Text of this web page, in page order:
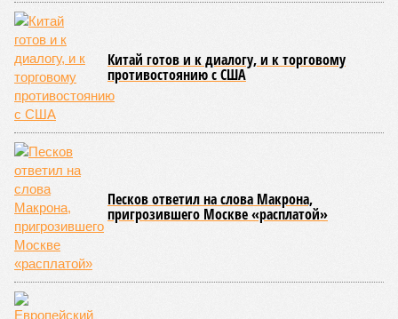
Около 100 лет назад в Поднебесной приключилось то, что
у нас назвали бы тридцатью тремя несчастьями. Страну
последовательно поразили: многолетняя засуха, страшный
паводок, невероятные ливни. Несколько миллионов
человек не пережили этот разгул стихий. Вот что тогда
приключилось.
Зима 1931 года выдалась в Китае чрезвычайно
продолжительной и суровой. Снега образовалось огромное
количество – казалось бы, хороший знак после периода
великой суши, продолжавшегося с 1928-го. Но всё
обратилось катастрофой. Снег растаял, устремился в реки,
начался небывалый паводок, быстро обернувшийся
страшным наводнением, которое обильные весенние ливни
только усугубили. К июню всё это преобразовалось в
массовый потоп, в июле же Китай в дополнение накрыло
сразу девятью циклонами. Последствия оказались